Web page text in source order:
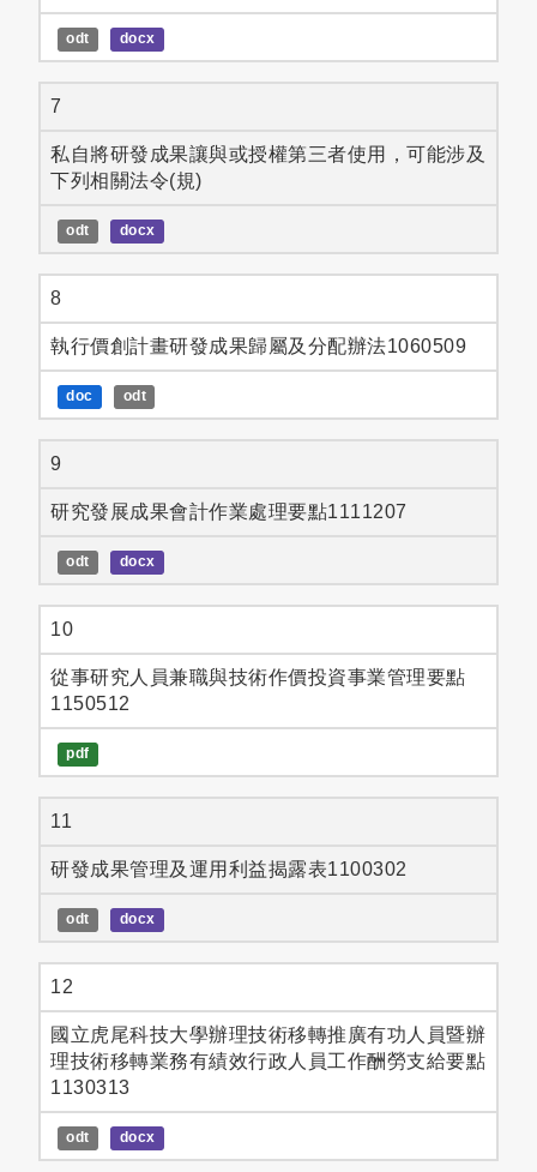
odt docx
7
私自將研發成果讓與或授權第三者使用，可能涉及
下列相關法令(規)
odt docx
8
執行價創計畫研發成果歸屬及分配辦法1060509
doc odt
9
研究發展成果會計作業處理要點1111207
odt docx
10
從事研究人員兼職與技術作價投資事業管理要點
1150512
pdf
11
研發成果管理及運用利益揭露表1100302
odt docx
12
國立虎尾科技大學辦理技術移轉推廣有功人員暨辦
理技術移轉業務有績效行政人員工作酬勞支給要點
1130313
odt docx